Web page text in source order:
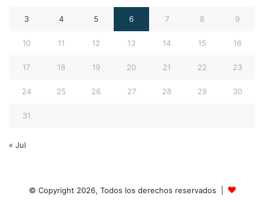
3 4 5 6 7 8 9
10 11 12 13 14 15 16
17 18 19 20 21 22 23
24 25 26 27 28 29 30
31
« Jul
© Copyright 2026, Todos los derechos reservados |